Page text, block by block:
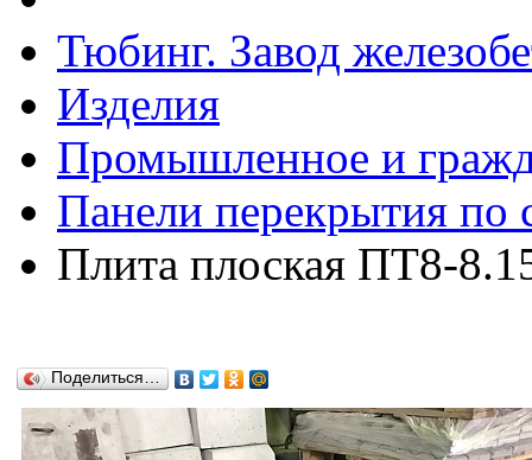
Тюбинг. Завод
Изделия
Промышленное и
Панели перекрытия по
Плита плоская ПТ8-
Поделиться…